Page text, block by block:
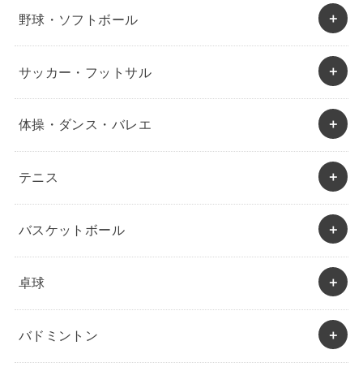
野球・ソフトボール
サッカー・フットサル
体操・ダンス・バレエ
テニス
バスケットボール
卓球
バドミントン